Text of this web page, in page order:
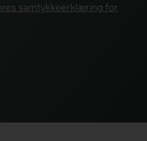
samtykkeerklæring for